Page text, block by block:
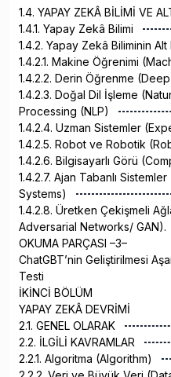
1.4. YAPAY ZEKÂ BİLİMİ VE
1.4.1. Yapay Zekâ Bilimi
1.4.2. Yapay Zekâ Biliminin Alt
1.4.2.1. Makine Öğrenimi
1.4.2.2. Derin Öğrenme
1.4.2.3. Doğal Dil İşleme
Processing (NLP)
1.4.2.4. Uzman Sistemler
1.4.2.5. Robot ve Robotik
1.4.2.6. Bilgisayarlı Görü
1.4.2.7. Ajan Tabanlı
Systems)
1.4.2.8. Üretken Çekişmeli
Adversarial Networks/ GAN).
OKUMA PARÇASI –3–
ChatGBT’nin Geliştirilmesi
Testi
İKİNCİ BÖLÜM
YAPAY ZEKÂ DEVRİMİ
2.1. GENEL OLARAK
2.2. İLGİLİ KAVRAMLAR
2.2.1. Algoritma (Algorithm)